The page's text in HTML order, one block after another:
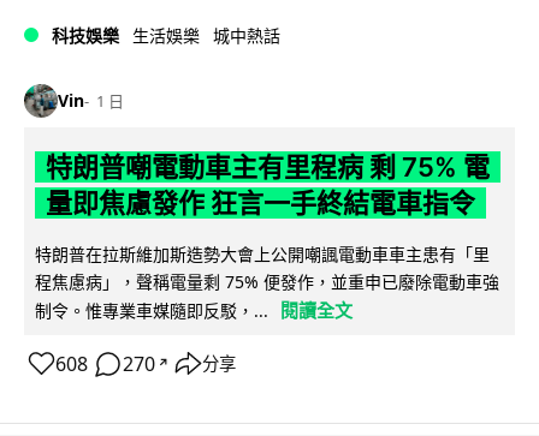
科技娛樂 生活娛樂 城中熱話
Vin 1 日
特朗普嘲電動車主有里程病 剩 75% 電
量即焦慮發作 狂言一手終結電車指令
特朗普在拉斯維加斯造勢大會上公開嘲諷電動車車主患有「里
程焦慮病」，聲稱電量剩 75% 便發作，並重申已廢除電動車強
制令。惟專業車媒隨即反駁，...
閱讀全文
608 270 ↗ 分享